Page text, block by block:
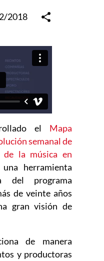
2018
el Mapa
semanal de
de la música en
en nueva ventana
una herramienta
del programa
de veinte años
gran visión de
de manera
y productoras